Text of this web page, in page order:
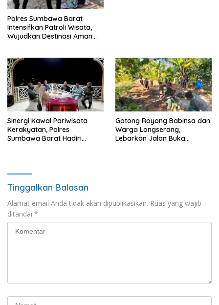
Polres Sumbawa Barat
Intensifkan Patroli Wisata,
Wujudkan Destinasi Aman
Sinergi Kawal Pariwisata
Kerakyatan, Polres
Sumbawa Barat Hadiri
Suntuk”
Gotong Royong Babinsa dan
Warga Longserang,
Lebarkan Jalan Buka
Tinggalkan Balasan
Alamat email Anda tidak akan dipublikasikan. Ruas yang wajib
ditandai *